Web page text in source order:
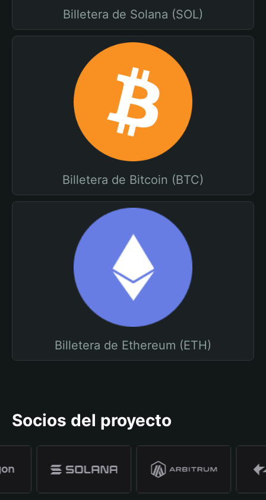
Billetera de Solana (SOL)
Billetera de Bitcoin (BTC)
Billetera de Ethereum (ETH)
Socios del proyecto